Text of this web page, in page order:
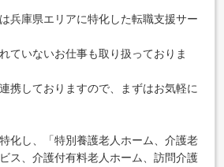
兵庫県エリアに特化した転職支援サー
ていないお仕事も取り扱っておりま
携しておりますので、まずはお気軽に
化し、「特別養護老人ホーム、介護老
ス、介護付有料老人ホーム、訪問介護